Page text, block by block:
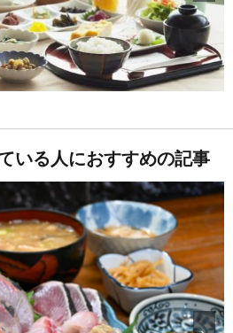
いる人におすすめの記事